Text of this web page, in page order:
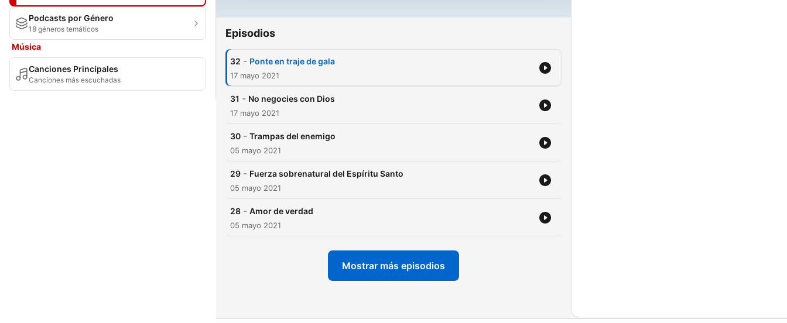
Podcasts por Género
18 géneros temáticos
Música
Canciones Principales
Canciones más escuchadas
Episodios
32 - Ponte en traje de gala
17 mayo 2021
31 - No negocies con Dios
17 mayo 2021
30 - Trampas del enemigo
05 mayo 2021
29 - Fuerza sobrenatural del Espíritu Santo
05 mayo 2021
28 - Amor de verdad
05 mayo 2021
Mostrar más episodios